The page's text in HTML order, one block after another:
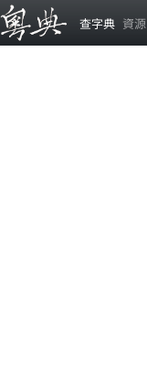
查字典 資源